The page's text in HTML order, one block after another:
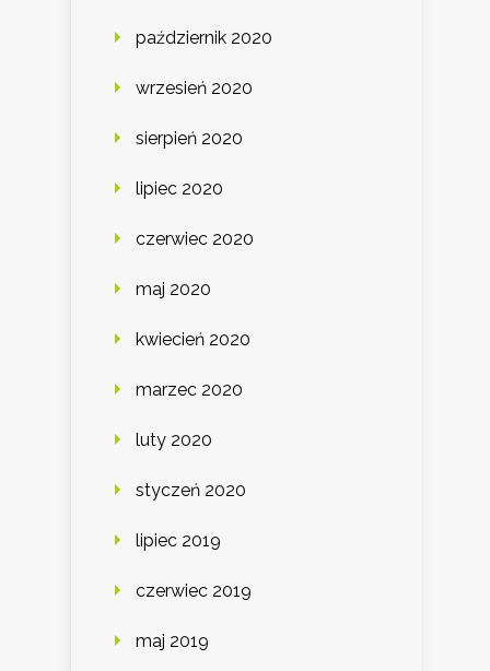
październik 2020
wrzesień 2020
sierpień 2020
lipiec 2020
czerwiec 2020
maj 2020
kwiecień 2020
marzec 2020
luty 2020
styczeń 2020
lipiec 2019
czerwiec 2019
maj 2019